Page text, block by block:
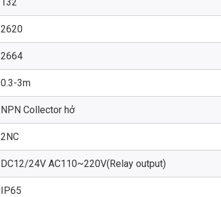
2620
2664
0.3-3m
NPN Collector hở
2NC
DC12/24V AC110~220V(Relay output)
IP65